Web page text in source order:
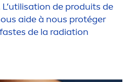
de produits de
aide à nous protéger
de la radiation